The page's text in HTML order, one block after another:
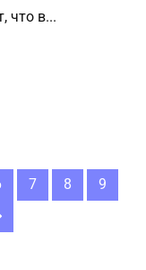
что в...
7 8
9